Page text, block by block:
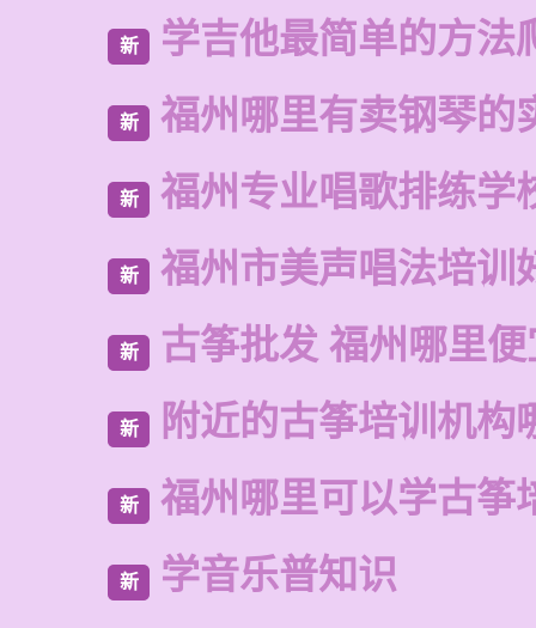
新 学吉他最简单的方法
新 福州哪里有卖钢琴的
新 福州专业唱歌排练学
新 福州市美声唱法培训
新 古筝批发 福州哪里
新 附近的古筝培训机构
新 福州哪里可以学古筝
新 学音乐普知识